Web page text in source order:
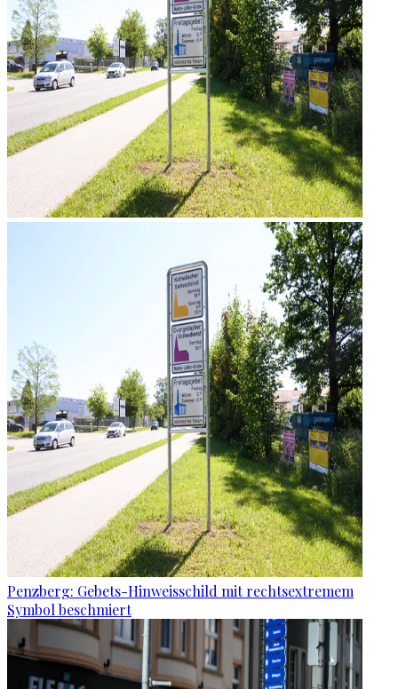
Penzberg: Gebets-Hinweisschild mit rechtsextremem
Symbol beschmiert